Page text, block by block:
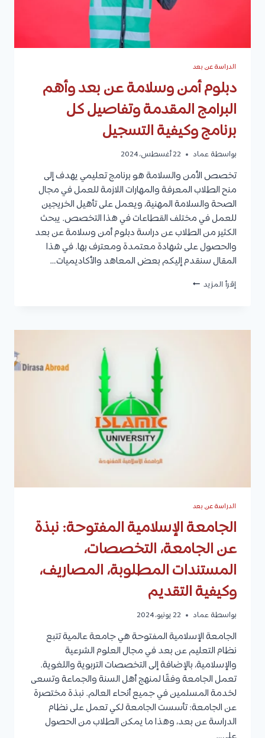
الدراسة عن بعد
دبلوم أمن وسلامة عن بعد وأهم
البرامج المقدمة وتفاصيل كل
برنامج وكيفية التسجيل
بواسطة عماد 22 أغسطس، 2024
تخصص الأمن والسلامة هو برنامج تعليمي يهدف إلى
منح الطلاب المعرفة والمهارات اللازمة للعمل في مجال
الصحة والسلامة المهنية، ويعمل على تأهيل الخريجين
للعمل في مختلف القطاعات في هذا التخصص. يبحث
الكثير من الطلاب عن دراسة دبلوم أمن وسلامة عن بعد
والحصول على شهادة معتمدة ومعترف بها. في هذا
المقال سنقدم إليكم بعض المعاهد والأكاديميات…
إقرأ المزيد دبلوم
الدراسة عن بعد
الجامعة الإسلامية المفتوحة: نبذة
عن الجامعة، التخصصات،
المستندات المطلوبة، المصاريف،
وكيفية التقديم
بواسطة عماد 22 يونيو، 2024
الجامعة الإسلامية المفتوحة هي جامعة عالمية تتبع
نظام التعليم عن بعد في مجال العلوم الشرعية
والإسلامية، بالإضافة إلى التخصصات التربوية واللغوية.
تعمل الجامعة وفقًا لمنهج أهل السنة والجماعة وتسعى
لخدمة المسلمين في جميع أنحاء العالم. نبذة مختصرة
عن الجامعة: تأسست الجامعة لكي تعمل على نظام
الدراسة عن بعد، وهذا ما يمكن الطلاب من الحصول